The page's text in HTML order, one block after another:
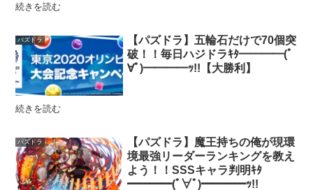
続きを読む
パズドラ
【パズドラ】五輪石だけで70個突
破！！毎日ハジドラｷﾀ━━━━(ﾟ
∀ﾟ)━━━━ｯ!!【大勝利】
続きを読む
パズドラ
【パズドラ】魔王持ちの俺が現環
境最強リーダーランキングを教え
よう！！SSSキャラ判明ｷﾀ
━━━━(ﾟ∀ﾟ)━━━━ｯ!!